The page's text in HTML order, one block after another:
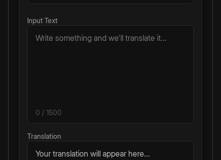
Input Text
0 / 1500
Translation
Your translation will appear here...